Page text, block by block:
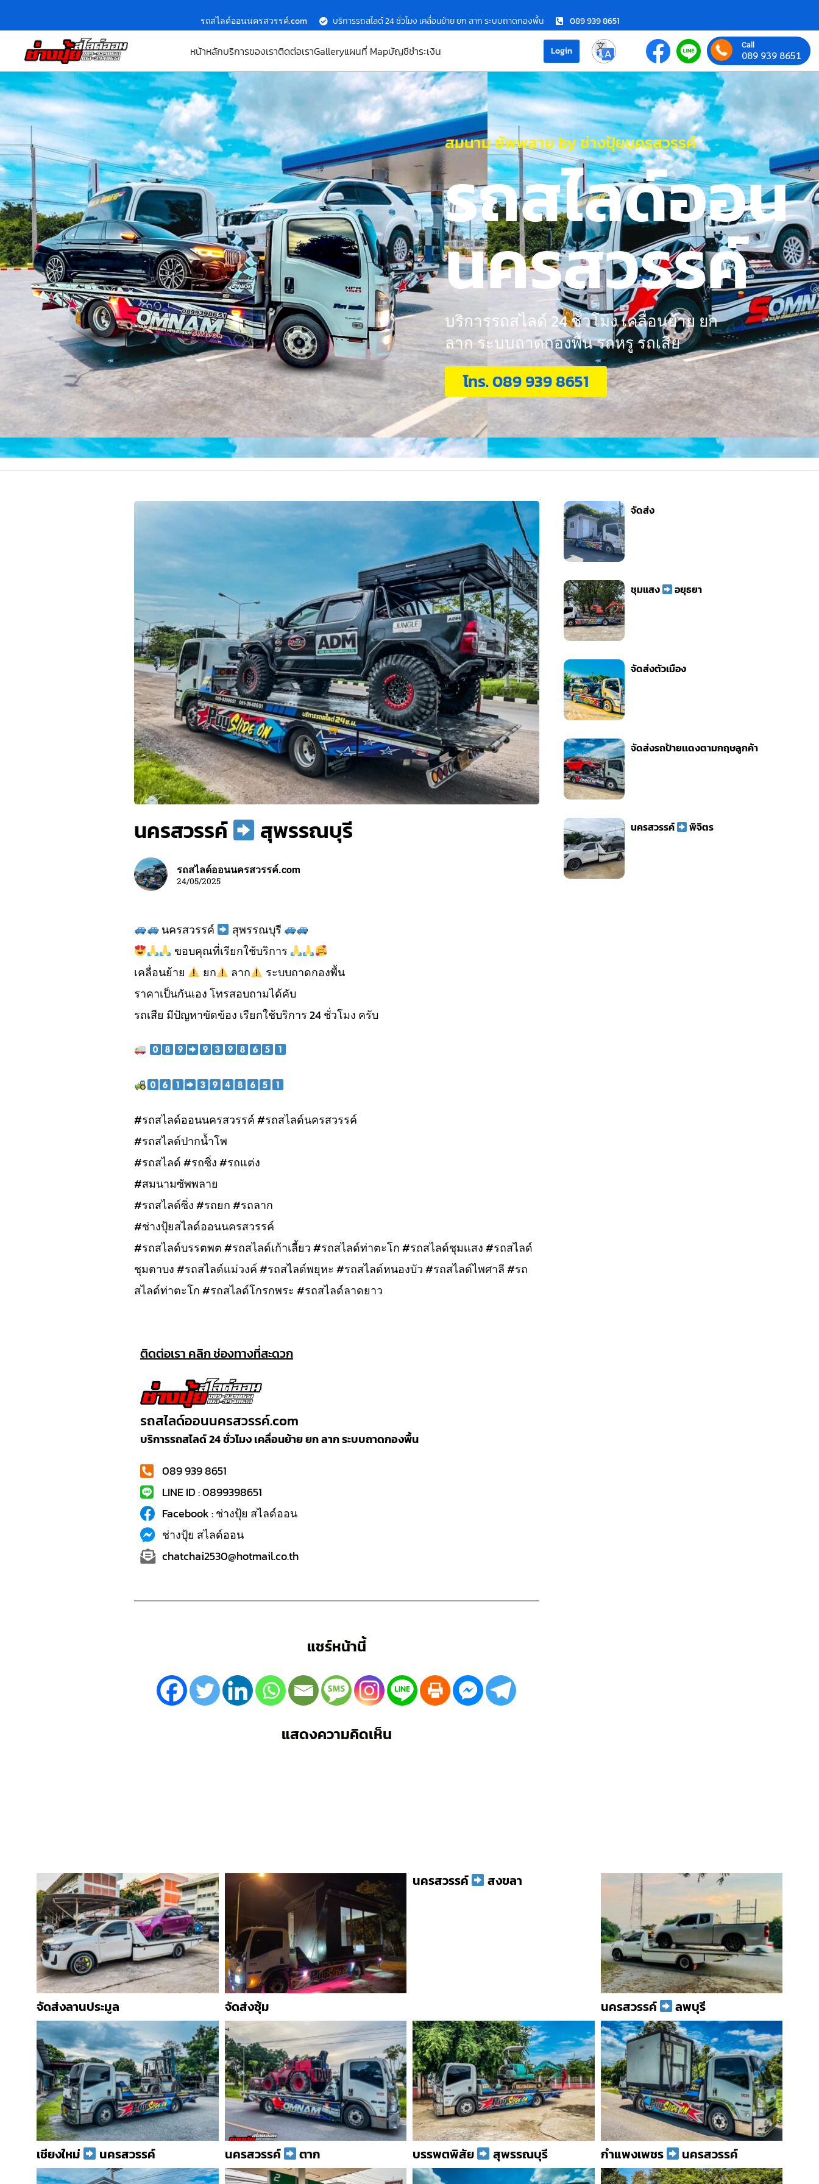
รถสไลด์ออนนครสวรรค์.com บริการรถสไลด์ 24 ชั่วโมง เคลื่อนย้าย ยก ลาก ระบบถาดกองพื้น 089 939 8651
หน้าหลักบริการของเราติดต่อเราGalleryแผนที่ Mapบัญชีชำระเงิน Login Call
089 939 8651
สมนาม ซัพพลาย by ช่างปุ้ยนครสวรรค์
รถสไลด์ออน
นครสวรรค์
บริการรถสไลด์ 24 ชั่วโมง เคลื่อนย้าย ยก
ลาก ระบบถาดกองพื้น รถหรู รถเสีย
โทร. 089 939 8651
นครสวรรค์ สุพรรณบุรี
รถสไลด์ออนนครสวรรค์.com
24/05/2025
นครสวรรค์
สุพรรณบุรี
ขอบคุณที่เรียกใช้บริการ
เคลื่อนย้าย
ยก ลาก
ระบบถาดกองพื้น
ราคาเป็นกันเอง โทรสอบถามได้คับ
รถเสีย มีปัญหาขัดข้อง เรียกใช้บริการ 24 ชั่วโมง ครับ
#รถสไลด์ออนนครสวรรค์ #รถสไลด์นครสวรรค์
#รถสไลด์ปากน้ำโพ
#รถสไลด์ #รถซิ่ง #รถแต่ง
#สมนามซัพพลาย
#รถสไลด์ซิ่ง #รถยก #รถลาก
#ช่างปุ้ยสไลด์ออนนครสวรรค์
#รถสไลด์บรรตพต #รถสไลด์เก้าเลี้ยว #รถสไลด์ท่าตะโก #รถสไลด์ชุมเเสง #รถสไลด์
ชุมตาบง #รถสไลด์เเม่วงค์ #รถสไลด์พยุหะ #รถสไลด์หนองบัว #รถสไลด์ไพศาลี #รถ
สไลด์ท่าตะโก #รถสไลด์โกรกพระ #รถสไลด์ลาดยาว
ติดต่อเรา คลิก ช่องทางที่สะดวก
รถสไลด์ออนนครสวรรค์.com
บริการรถสไลด์ 24 ชั่วโมง เคลื่อนย้าย ยก ลาก ระบบถาดกองพื้น
089 939 8651
LINE ID : 0899398651
Facebook : ช่างปุ้ย สไลด์ออน
ช่างปุ้ย สไลด์ออน
chatchai2530@hotmail.co.th
แชร์หน้านี้
แสดงความคิดเห็น
จัดส่ง
ชุมแสง อยุธยา
จัดส่งตัวเมือง
จัดส่งรถป้ายเเดงตามกฤษลูกค้า
นครสวรรค์ พิจิตร
จัดส่งลานประมูล จัดส่งซุ้ม
นครสวรรค์ สงขลา
นครสวรรค์ ลพบุรี
เชียงใหม่ นครสวรรค์ นครสวรรค์ ตาก บรรพตพิสัย สุพรรณบุรี กำแพงเพชร นครสวรรค์